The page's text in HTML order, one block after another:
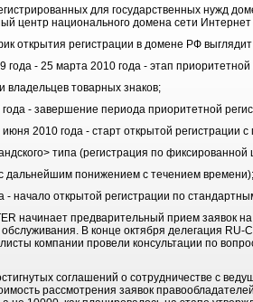
для государственных нужд
центр национального домена сети
открытия регистрации в домене РФ выглядит
года - 25 марта 2010 года - этап приоритетной
владельцев товарных знаков;
- завершение периода приоритетной
2010 года - старт открытой регистрации
типа (регистрация по фиксированной
дальнейшим понижением с течением времени);
- начало открытой регистрации по
начинает предварительный прием заявок
обслуживания. В конце октября делегация
компании провели консультации по
соглашений о сотрудничестве с
рассмотрения заявок